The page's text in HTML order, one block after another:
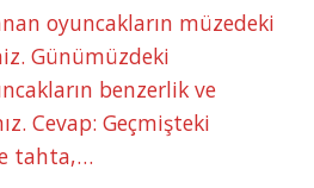
oyuncakların müzedeki
Günümüzdeki
benzerlik ve
Cevap: Geçmişteki
tahta,…